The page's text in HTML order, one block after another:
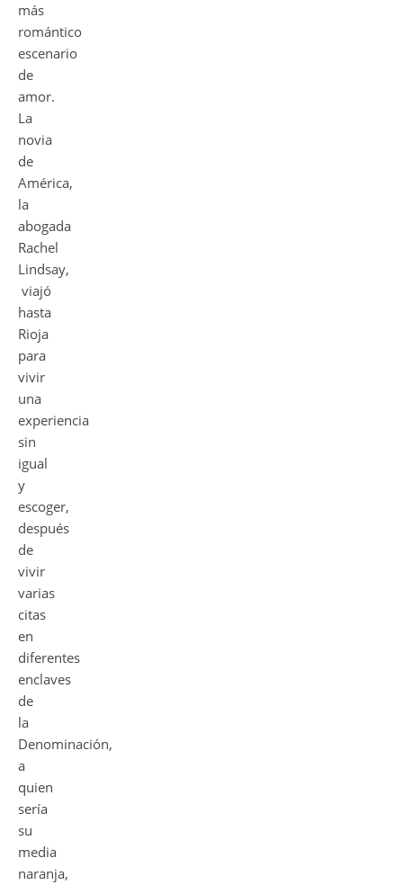
más
romántico
escenario
de
amor.
La
novia
de
América,
la
abogada
Rachel
Lindsay,
viajó
hasta
Rioja
para
vivir
una
experiencia
sin
igual
y
escoger,
después
de
vivir
varias
citas
en
diferentes
enclaves
de
la
Denominación,
a
quien
sería
su
media
naranja,